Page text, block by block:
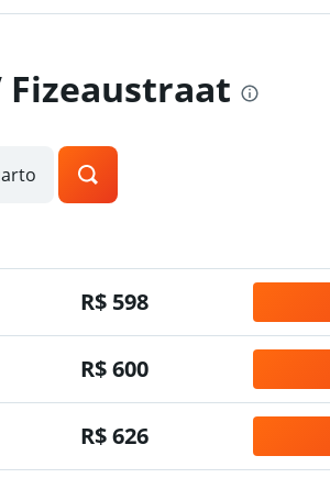
Fizeaustraat
R$ 598
R$ 600
R$ 626